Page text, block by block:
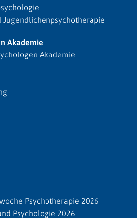
Jugendlichenpsychotherapie
Akademie
Akademie
Psychotherapie 2026
Psychologie 2026